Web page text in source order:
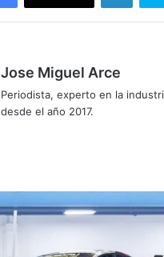
Jose Miguel Arce
Periodista, experto en la
desde el año 2017.